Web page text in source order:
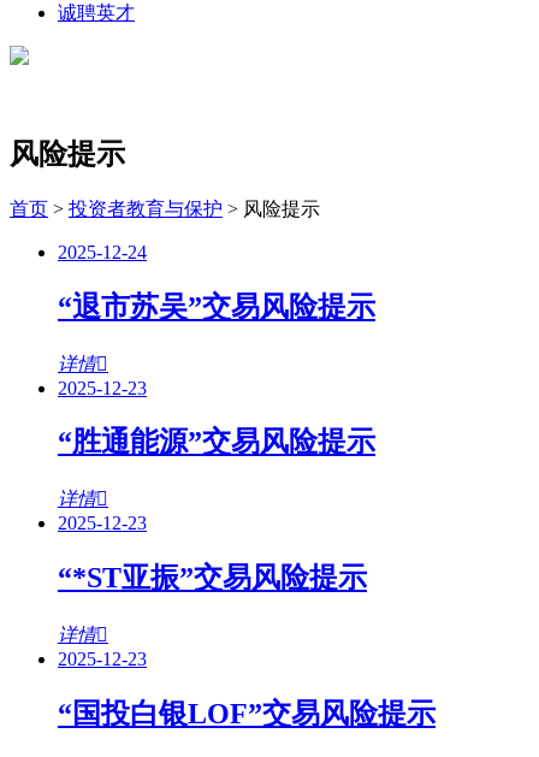
诚聘英才
风险提示
首页 > 投资者教育与保护 > 风险提示
2025-12-24
“退市苏吴”交易风险提示
详情
2025-12-23
“胜通能源”交易风险提示
详情
2025-12-23
“*ST亚振”交易风险提示
详情
2025-12-23
“国投白银LOF”交易风险提示